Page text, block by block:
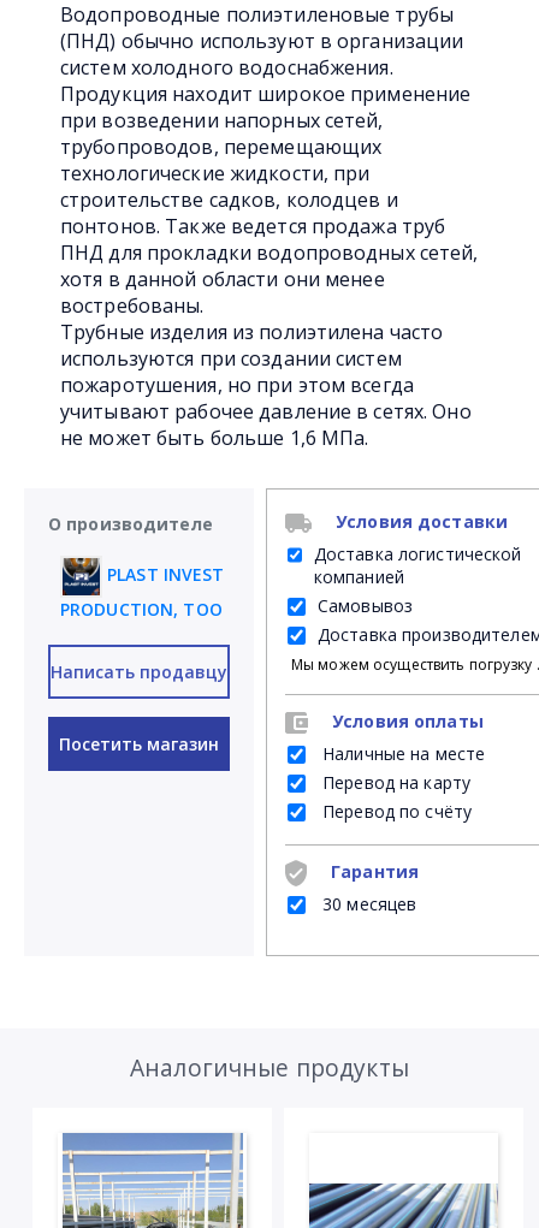
Водопроводные полиэтиленовые трубы
(ПНД) обычно используют в организации
систем холодного водоснабжения.
Продукция находит широкое применение
при возведении напорных сетей,
трубопроводов, перемещающих
технологические жидкости, при
строительстве садков, колодцев и
понтонов. Также ведется продажа труб
ПНД для прокладки водопроводных сетей,
хотя в данной области они менее
востребованы.
Трубные изделия из полиэтилена часто
используются при создании систем
пожаротушения, но при этом всегда
учитывают рабочее давление в сетях. Оно
не может быть больше 1,6 МПа.
О производителе
PLAST INVEST
PRODUCTION, ТОО
Написать продавцу
Посетить магазин
Условия доставки
Доставка логистической
компанией
Самовывоз
Доставка
Мы можем осуществить погрузку
Условия оплаты
Наличные на месте
Перевод на карту
Перевод по счёту
Гарантия
30 месяцев
Аналогичные продукты